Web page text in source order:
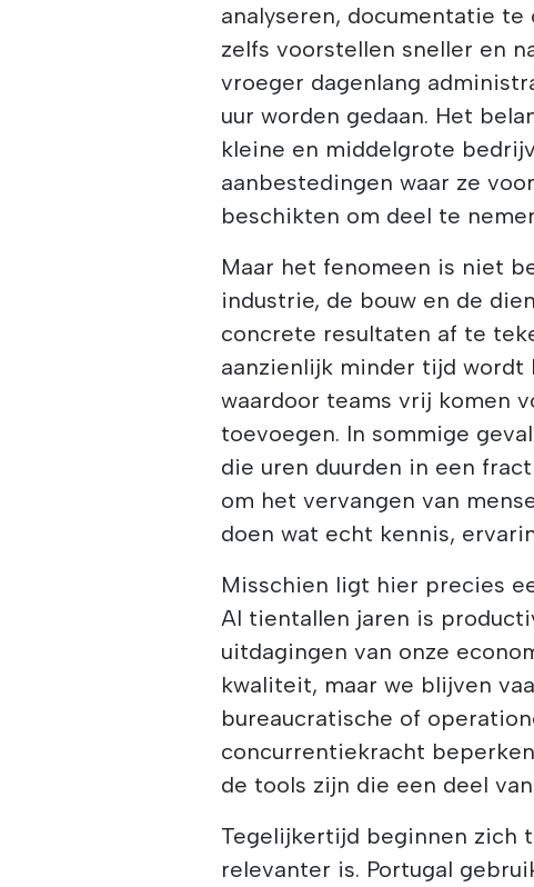
analyseren, documentatie
zelfs voorstellen sneller en
vroeger dagenlang
uur worden gedaan. Het
kleine en middelgrote
aanbestedingen waar ze
beschikten om deel te
Maar het fenomeen is niet
industrie, de bouw en de
concrete resultaten af te
aanzienlijk minder tijd
waardoor teams vrij komen
toevoegen. In sommige
die uren duurden in een
om het vervangen van
doen wat echt kennis,
Misschien ligt hier precies
Al tientallen jaren is
uitdagingen van onze
kwaliteit, maar we blijven
bureaucratische of
concurrentiekracht
de tools zijn die een deel
Tegelijkertijd beginnen zich
relevanter is. Portugal